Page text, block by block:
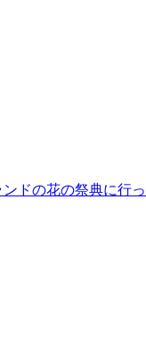
ンドの花の祭典に行っ